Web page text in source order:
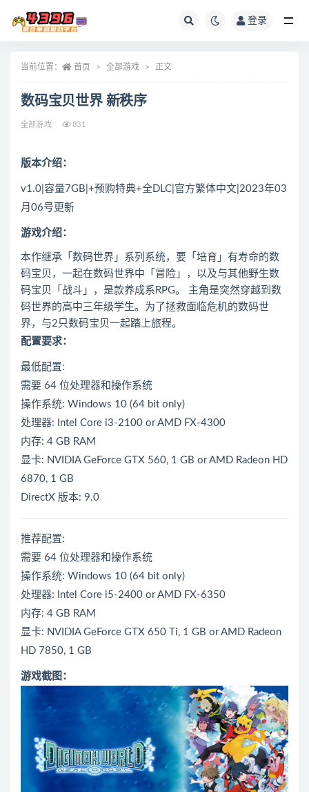
登录
当前位置： 首页 全部游戏 正文
数码宝贝世界 新秩序
全部游戏 831
版本介绍：
v1.0|容量7GB|+预购特典+全DLC|官方繁体中文|2023年03
月06号更新
游戏介绍：
本作继承「数码世界」系列系统，要「培育」有寿命的数
码宝贝，一起在数码世界中「冒险」，以及与其他野生数
码宝贝「战斗」，是款养成系RPG。 主角是突然穿越到数
码世界的高中三年级学生。为了拯救面临危机的数码世
界，与2只数码宝贝一起踏上旅程。
配置要求：
最低配置:
需要 64 位处理器和操作系统
操作系统: Windows 10 (64 bit only)
处理器: Intel Core i3-2100 or AMD FX-4300
内存: 4 GB RAM
显卡: NVIDIA GeForce GTX 560, 1 GB or AMD Radeon HD
6870, 1 GB
DirectX 版本: 9.0
推荐配置:
需要 64 位处理器和操作系统
操作系统: Windows 10 (64 bit only)
处理器: Intel Core i5-2400 or AMD FX-6350
内存: 4 GB RAM
显卡: NVIDIA GeForce GTX 650 Ti, 1 GB or AMD Radeon
HD 7850, 1 GB
游戏截图：